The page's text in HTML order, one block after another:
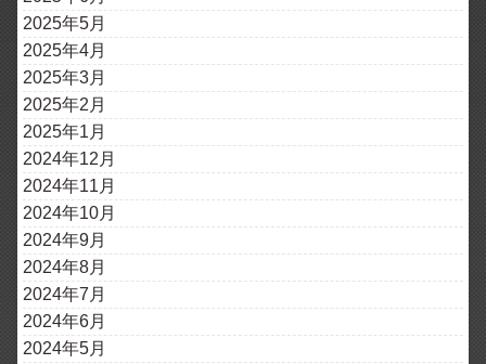
2025年5月
2025年4月
2025年3月
2025年2月
2025年1月
2024年12月
2024年11月
2024年10月
2024年9月
2024年8月
2024年7月
2024年6月
2024年5月